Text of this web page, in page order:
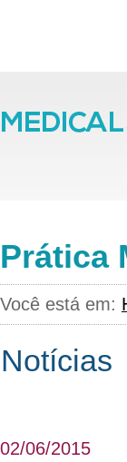
Prática
Você está em:
02/06/2015